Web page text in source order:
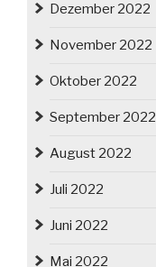
Dezember 2022
November 2022
Oktober 2022
September 2022
August 2022
Juli 2022
Juni 2022
Mai 2022